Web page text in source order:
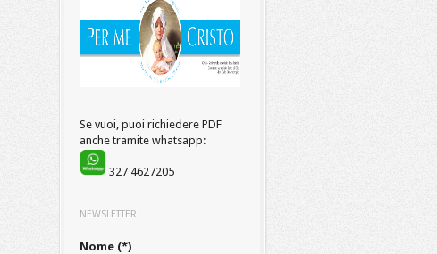
Se vuoi, puoi richiedere PDF
anche tramite whatsapp:
327 4627205
NEWSLETTER
Nome (*)